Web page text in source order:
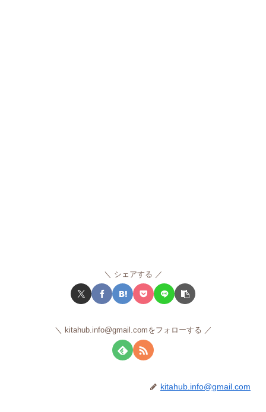
シェアする
kitahub.info@gmail.comをフォローする
kitahub.info@gmail.com